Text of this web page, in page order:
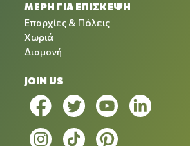
ΜΕΡΗ ΓΙΑ ΕΠΙΣΚΕΨΗ
Επαρχίες & Πόλεις
Χωριά
Διαμονή
JOIN US